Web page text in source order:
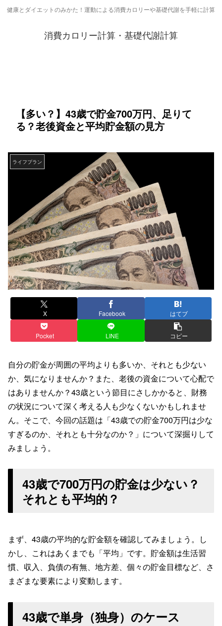
健康とダイエットのみかた！運動による消費カロリーや基礎代謝を手軽に計算
消費カロリー計算・基礎代謝計算
【多い？】43歳で貯金700万円、足りて
る？老後資金と平均貯金額の見方
ライフプラン
X Facebook はてブ
Pocket LINE コピー
自分の貯金が周囲の平均よりも多いか、それとも少ない
か、気になりませんか？また、老後の資金について心配で
はありませんか？43歳という節目にさしかかると、財務
の状況について深く考える人も少なくないかもしれませ
ん。そこで、今回の話題は「43歳での貯金700万円は少な
すぎるのか、それとも十分なのか？」について深掘りして
みましょう。
43歳で700万円の貯金は少ない？
それとも平均的？
まず、43歳の平均的な貯金額を確認してみましょう。し
かし、これはあくまでも「平均」です。貯金額は生活習
慣、収入、負債の有無、地方差、個々の貯金目標など、さ
まざまな要素により変動します。
43歳で単身（独身）のケース